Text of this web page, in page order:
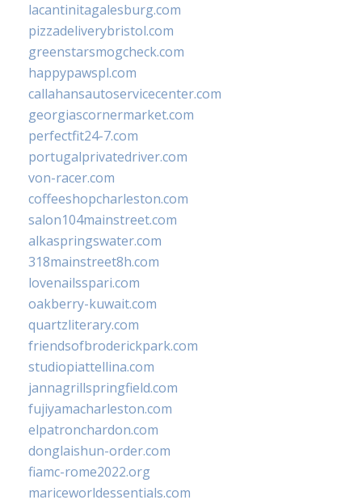
lacantinitagalesburg.com
pizzadeliverybristol.com
greenstarsmogcheck.com
happypawspl.com
callahansautoservicecenter.com
georgiascornermarket.com
perfectfit24-7.com
portugalprivatedriver.com
von-racer.com
coffeeshopcharleston.com
salon104mainstreet.com
alkaspringswater.com
318mainstreet8h.com
lovenailsspari.com
oakberry-kuwait.com
quartzliterary.com
friendsofbroderickpark.com
studiopiattellina.com
jannagrillspringfield.com
fujiyamacharleston.com
elpatronchardon.com
donglaishun-order.com
fiamc-rome2022.org
mariceworldessentials.com